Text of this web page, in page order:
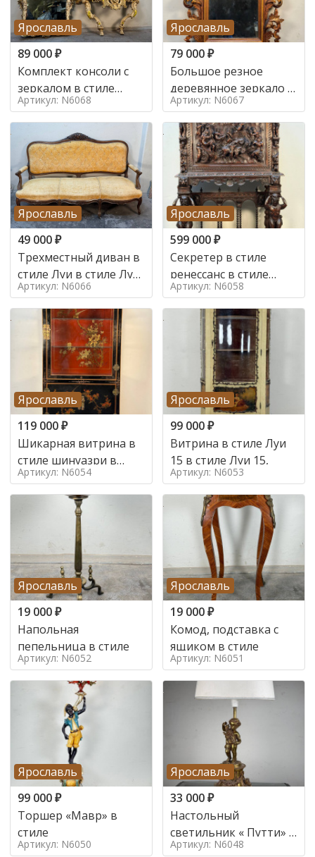
Ярославль
89 000₽
Комплект консоли с
зеркалом в стиле
ренессанс,
Артикул: N6068
Ярославль
79 000₽
Большое резное
деревянное зеркало с
золочением в стиле
Артикул: N6067
Ярославль
49 000₽
Трехместный диван в
стиле Луи в стиле Луи
16,
Артикул: N6066
Ярославль
599 000₽
Секретер в стиле
ренессанс в стиле
ренессанс, 19 век
Артикул: N6058
Ярославль
119 000₽
Шикарная витрина в
стиле шинуазри в
стиле шинуазри,
Артикул: N6054
Ярославль
99 000₽
Витрина в стиле Луи
15 в стиле Луи 15,
Артикул: N6053
Ярославль
19 000₽
Напольная
пепельница в стиле
Артикул: N6052
Ярославль
19 000₽
Комод, подставка с
ящиком в стиле
Артикул: N6051
Ярославль
99 000₽
Торшер «Мавр» в
стиле
Артикул: N6050
Ярославль
33 000₽
Настольный
светильник « Путти» в
стиле
Артикул: N6048